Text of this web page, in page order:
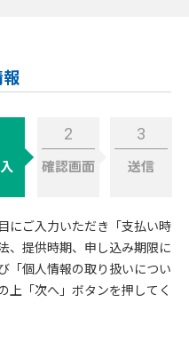
2
確認画面
3
送信
にご入力いただき「支払い時
、提供時期、申し込み期限に
「個人情報の取り扱いについ
上「次へ」ボタンを押してく